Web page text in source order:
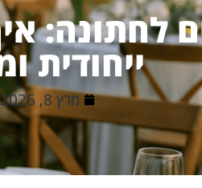
לחתונה:
ייחודית
מרץ 8, 2026